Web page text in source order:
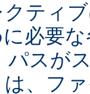
ティ
必要
パスが
、フ